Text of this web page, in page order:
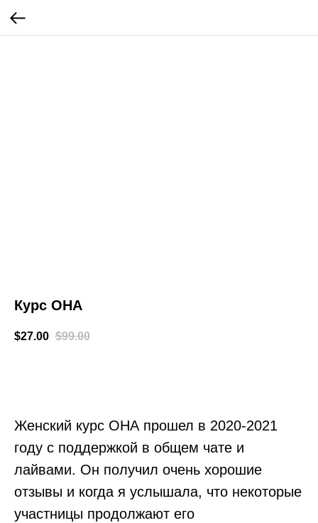
Курс ОНА
$27.00 $99.00
Женский курс ОНА прошел в 2020-2021
году с поддержкой в общем чате и
лайвами. Он получил очень хорошие
отзывы и когда я услышала, что некоторые
участницы продолжают его